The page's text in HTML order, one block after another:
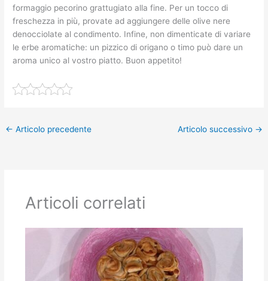
formaggio pecorino grattugiato alla fine. Per un tocco di
freschezza in più, provate ad aggiungere delle olive nere
denocciolate al condimento. Infine, non dimenticate di variare
le erbe aromatiche: un pizzico di origano o timo può dare un
aroma unico al vostro piatto. Buon appetito!
← Articolo precedente Articolo successivo →
Articoli correlati